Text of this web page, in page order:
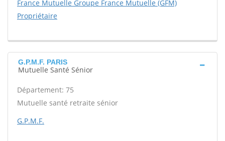
France Mutuelle Groupe France Mutuelle (GFM)
Propriétaire
G.P.M.F. PARIS
Mutuelle Santé Sénior
Département: 75
Mutuelle santé retraite sénior
G.P.M.F.